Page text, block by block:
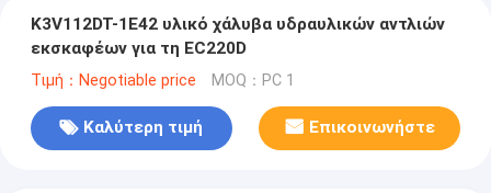
K3V112DT-1E42 υλικό χάλυβα υδραυλικών αντλιών
εκσκαφέων για τη EC220D
Τιμή：Negotiable price MOQ：PC 1
Καλύτερη τιμή Επικοινωνήστε